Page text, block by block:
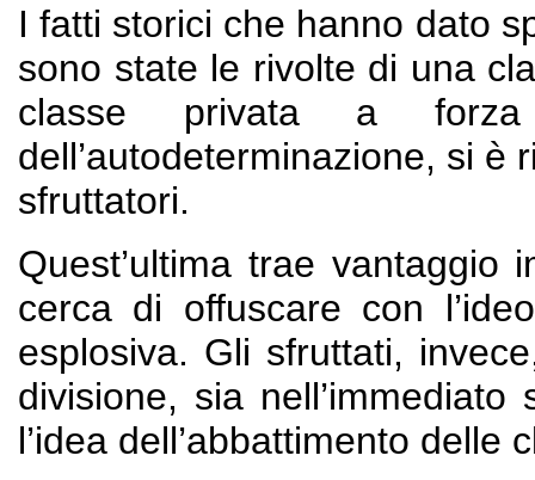
I fatti storici che hanno dato
sono state le rivolte di una
classe privata a
dell’autodeterminazione, si è
sfruttatori.
Quest’ultima trae vantaggio
cerca di offuscare con
esplosiva. Gli sfruttati,
divisione, sia
l’idea dell’abbattimento delle